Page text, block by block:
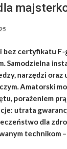
bez certyfikatu
Samodzielna
narzędzi oraz
Amatorski
porażeniem
utrata
dla
technikom